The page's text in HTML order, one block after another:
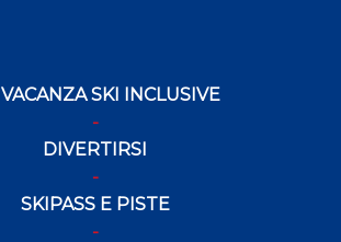
VACANZA SKI INCLUSIVE
DIVERTIRSI
SKIPASS E PISTE